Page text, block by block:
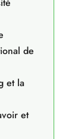
de
et la
et